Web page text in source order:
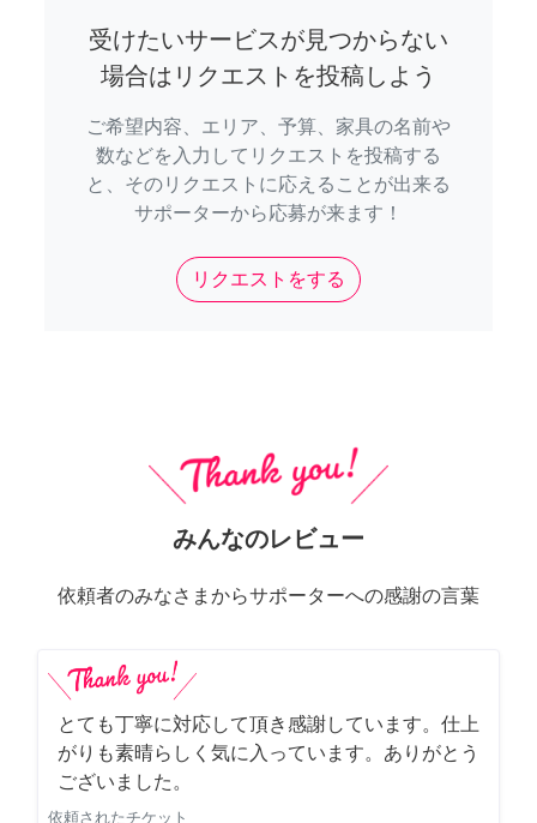
受けたいサービスが見つからない
場合はリクエストを投稿しよう
ご希望内容、エリア、予算、家具の名前や
数などを入力してリクエストを投稿する
と、そのリクエストに応えることが出来る
サポーターから応募が来ます！
リクエストをする
みんなのレビュー
依頼者のみなさまからサポーターへの感謝の言葉
とても丁寧に対応して頂き感謝しています。仕上
がりも素晴らしく気に入っています。ありがとう
ございました。
依頼されたチケット